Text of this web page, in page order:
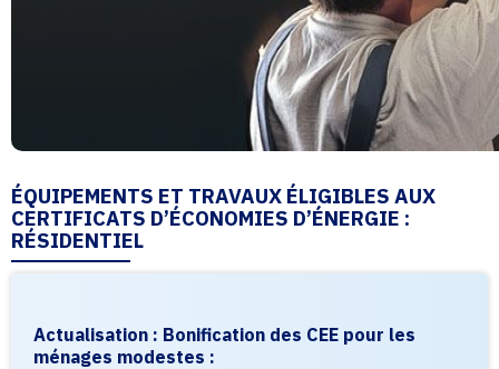
ÉQUIPEMENTS ET TRAVAUX ÉLIGIBLES AUX
CERTIFICATS D’ÉCONOMIES D’ÉNERGIE :
RÉSIDENTIEL
Actualisation : Bonification des CEE pour les
ménages modestes :